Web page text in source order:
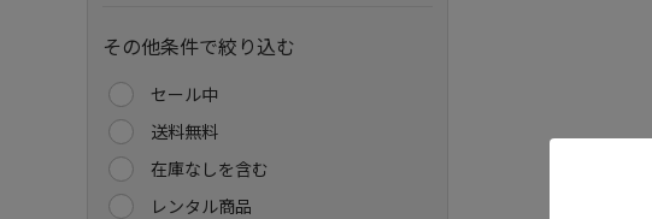
その他条件で絞り込む
セール中
送料無料
在庫なしを含む
レンタル商品